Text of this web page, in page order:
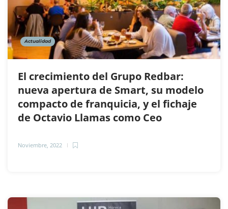
Actualidad
El crecimiento del Grupo Redbar:
nueva apertura de Smart, su modelo
compacto de franquicia, y el fichaje
de Octavio Llamas como Ceo
Noviembre, 2022